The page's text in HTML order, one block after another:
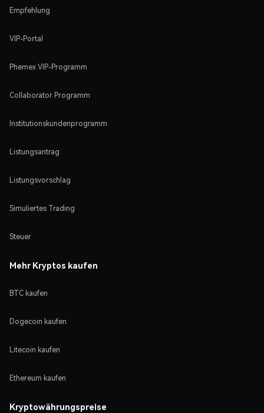
Empfehlung
VIP-Portal
Phemex VIP-Programm
Collaborator Programm
Institutionskundenprogramm
Listungsantrag
Listungsvorschlag
Simuliertes Trading
Steuer
Mehr Kryptos kaufen
BTC kaufen
Dogecoin kaufen
Litecoin kaufen
Ethereum kaufen
Kryptowährungspreise